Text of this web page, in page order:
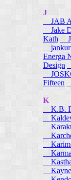
J
JAB
Jake
Kath
Energa
Design
Fifteen
K
K.B.